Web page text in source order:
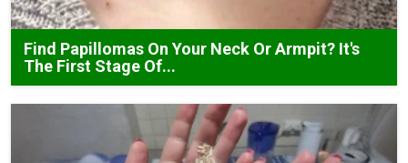
Find Papillomas On Your Neck Or Armpit? It's
The First Stage Of...